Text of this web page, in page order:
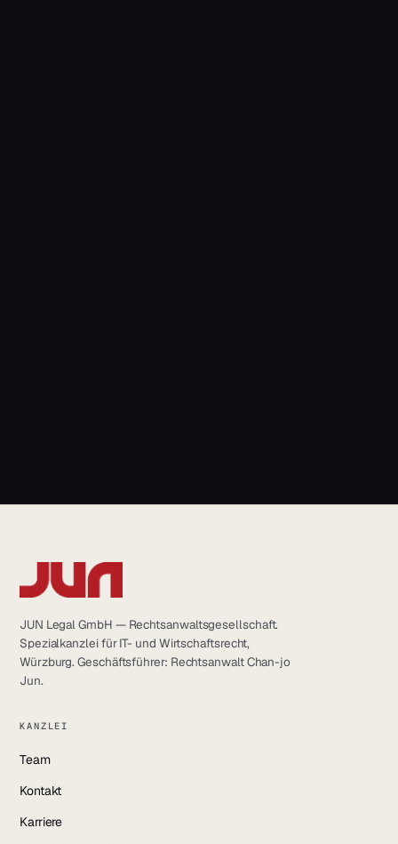
JUN Legal GmbH — Rechtsanwaltsgesellschaft.
Spezialkanzlei für IT- und Wirtschaftsrecht,
Würzburg. Geschäftsführer: Rechtsanwalt Chan-jo
Jun.
KANZLEI
Team
Kontakt
Karriere